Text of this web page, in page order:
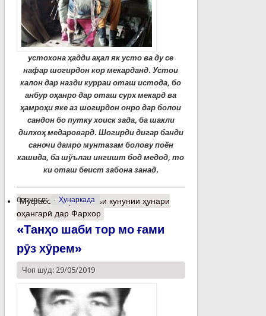
устохона ҳадди ақал як усто ва ду се
нафар шогирдон кор мекарданд. Устои
калон дар назди курраи оташ истода, бо
анбур оҳанро дар оташ сурх мекард ва
ҳамроҳи яке аз шогирдон онро дар болои
сандон бо путку хоиск зада, ба шакли
дилхоҳ медаровард. Шогирди дигар банди
саночи дамро мунтазам болову поён
кашида, ба шўълаи ингишт бод медод, то
ки оташ беист забона занад.
барчасп: Ҳунаркада
Муфассалтаро Вазъи кунунии ҳунари
оҳангарӣ дар Фархор
«Танҳо шаби тор мо ғами
рӯз хӯрем»
Чоп шуд: 29/05/2019